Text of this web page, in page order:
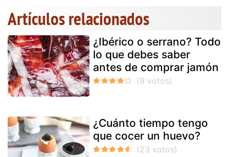
Artículos relacionados
¿Ibérico o serrano? Todo
lo que debes saber
antes de comprar jamón
¿Cuánto tiempo tengo
que cocer un huevo?